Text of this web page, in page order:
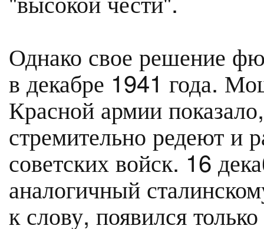
Однако свое решение
в декабре 1941 года.
Красной армии
стремительно редеют и
советских войск. 16
аналогичный
к слову, появился